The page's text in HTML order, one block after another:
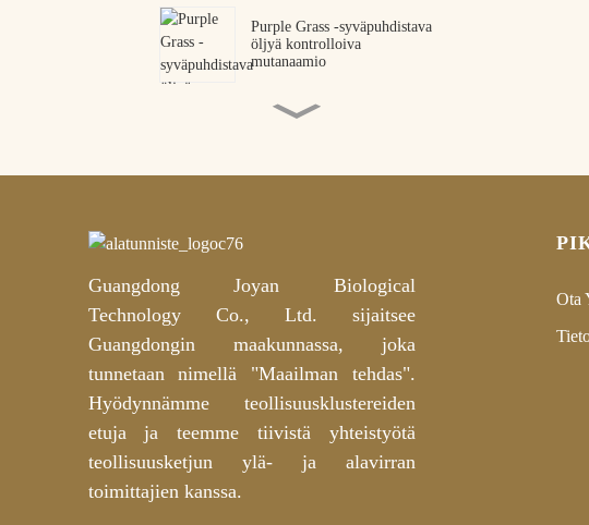
Purple Grass -syväpuhdistava
öljyä kontrolloiva
mutanaamio
Kollageenipeptidi-
Tukkumyynti Private Label
kantapään naamio
syväravitsevaan käyttöön –
OEM/ODM muokattavissa
Niasiiniamidi- ja
traneksaamihappoa
OEM/ODM-valmistaja
Guangdong Joyan Biological
Technology Co., Ltd. sijaitsee
Guangdongin maakunnassa, joka
tunnetaan nimellä "Maailman tehdas".
Hyödynnämme teollisuusklustereiden
etuja ja teemme tiivistä yhteistyötä
teollisuusketjun ylä- ja alavirran
toimittajien kanssa.
Ota